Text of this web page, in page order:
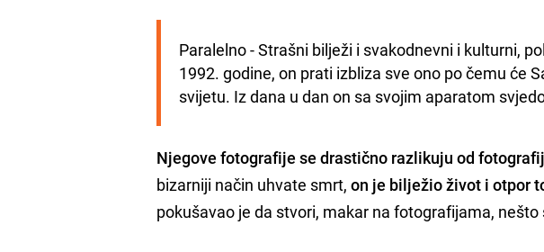
Paralelno - Strašni bilježi i svakodnevni i kulturni,
1992. godine, on prati izbliza sve ono po čemu će
svijetu. Iz dana u dan on sa svojim aparatom
Njegove fotografije se drastično razlikuju od
bizarniji način uhvate smrt,on je bilježio život i otpor
pokušavao je da stvori, makar na fotografijama,